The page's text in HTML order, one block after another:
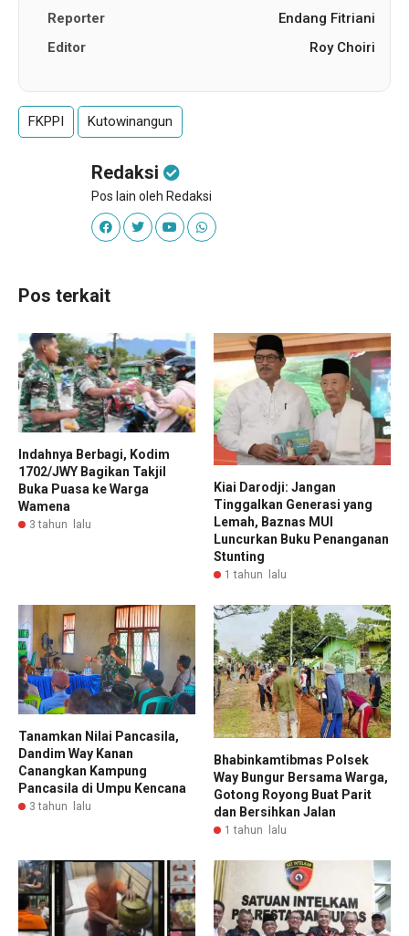
Reporter
Endang Fitriani
Editor
Roy Choiri
FKPPI Kutowinangun
Redaksi
Pos lain oleh Redaksi
Pos terkait
Indahnya Berbagi, Kodim
1702/JWY Bagikan Takjil
Buka Puasa ke Warga
Wamena
3 tahun lalu
Kiai Darodji: Jangan
Tinggalkan Generasi yang
Lemah, Baznas MUI
Luncurkan Buku Penanganan
Stunting
1 tahun lalu
Tanamkan Nilai Pancasila,
Dandim Way Kanan
Canangkan Kampung
Pancasila di Umpu Kencana
3 tahun lalu
Bhabinkamtibmas Polsek
Way Bungur Bersama Warga,
Gotong Royong Buat Parit
dan Bersihkan Jalan
1 tahun lalu